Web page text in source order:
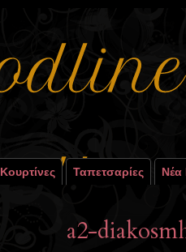
Κουρτίνες Ταπετσαρίες Νέα
a2-